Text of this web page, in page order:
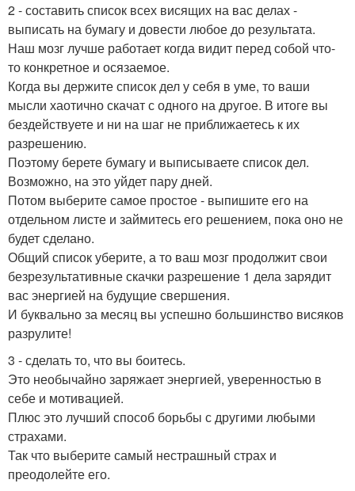
2 - составить список всех висящих на вас делах -
выписать на бумагу и довести любое до результата.
Наш мозг лучше работает когда видит перед собой что-
то конкретное и осязаемое.
Когда вы держите список дел у себя в уме, то ваши
мысли хаотично скачат с одного на другое. В итоге вы
бездействуете и ни на шаг не приближаетесь к их
разрешению.
Поэтому берете бумагу и выписываете список дел.
Возможно, на это уйдет пару дней.
Потом выберите самое простое - выпишите его на
отдельном листе и займитесь его решением, пока оно не
будет сделано.
Общий список уберите, а то ваш мозг продолжит свои
безрезультативные скачки разрешение 1 дела зарядит
вас энергией на будущие свершения.
И буквально за месяц вы успешно большинство висяков
разрулите!
3 - сделать то, что вы боитесь.
Это необычайно заряжает энергией, уверенностью в
себе и мотивацией.
Плюс это лучший способ борьбы с другими любыми
страхами.
Так что выберите самый нестрашный страх и
преодолейте его.